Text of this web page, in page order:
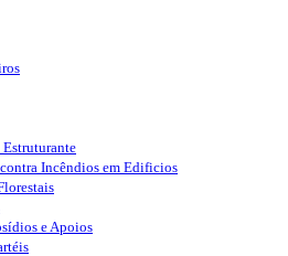
Incêndios em Edificios
e Apoios